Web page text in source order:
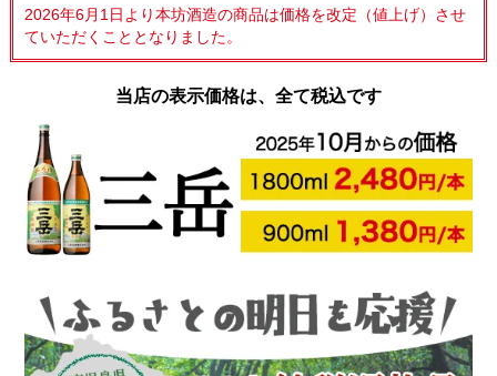
2026年6月1日より本坊酒造の商品は価格を改定（値上げ）させ
ていただくこととなりました。
当店の表示価格は、全て税込です